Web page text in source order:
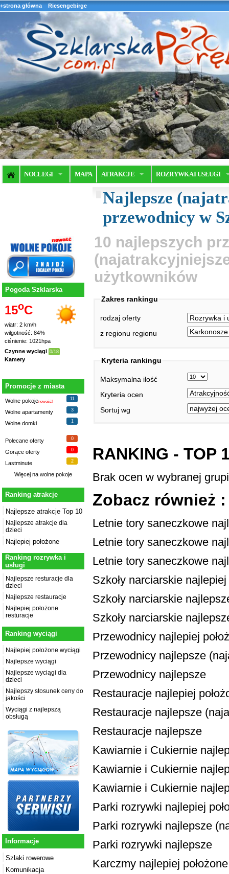
+strona główna Riesengebirge
NOCLEGI MAPA ATRAKCJE ROZRYWKA I USŁUGI
Pogoda Szklarska
15oC
wiatr: 2 km/h
wilgotność: 84%
ciśnienie: 1021hpa
Czynne wyciągi 0/18
Kamery
Promocje z miasta
Wolne pokojenowość!
11
Wolne apartamenty 3
Wolne domki 1
Polecane oferty 0
Gorące oferty 0
Lastminute 2
Więcej na wolne pokoje
Ranking atrakcje
Najlepsze atrakcje Top 10
Najlepsze atrakcje dla
dzieci
Najlepiej położone
Ranking rozrywka i
usługi
Najlepsze resturacje dla
dzieci
Najlepsze restauracje
Najlepiej położone
resturacje
Ranking wyciągi
Najlepiej położone wyciągi
Najlepsze wyciągi
Najlepsze wyciągi dla
dzieci
Najlepszy stosunek ceny do
jakości
Wyciągi z najlepszą
obsługą
Informacje
Szlaki rowerowe
Komunikacja
Najlepsze
przewodnicy w
10 najlepszych
użytkowników
Zakres rankingu
rodzaj oferty
z regionu regionu
Kryteria rankingu
Maksymalna ilość
Kryteria ocen
Sortuj wg
RANKING - TOP
Brak ocen w wybranej
Zobacz również :
Letnie tory saneczkowe
Letnie tory saneczkowe
Letnie tory saneczkowe
Szkoły narciarskie najlepiej
Szkoły narciarskie
Szkoły narciarskie
Przewodnicy najlepiej
Przewodnicy najlepsze
Przewodnicy najlepsze
Restauracje najlepiej
Restauracje najlepsze
Restauracje najlepsze
Kawiarnie i Cukiernie
Kawiarnie i Cukiernie
Kawiarnie i Cukiernie
Parki rozrywki najlepiej
Parki rozrywki najlepsze
Parki rozrywki najlepsze
Karczmy najlepiej położone